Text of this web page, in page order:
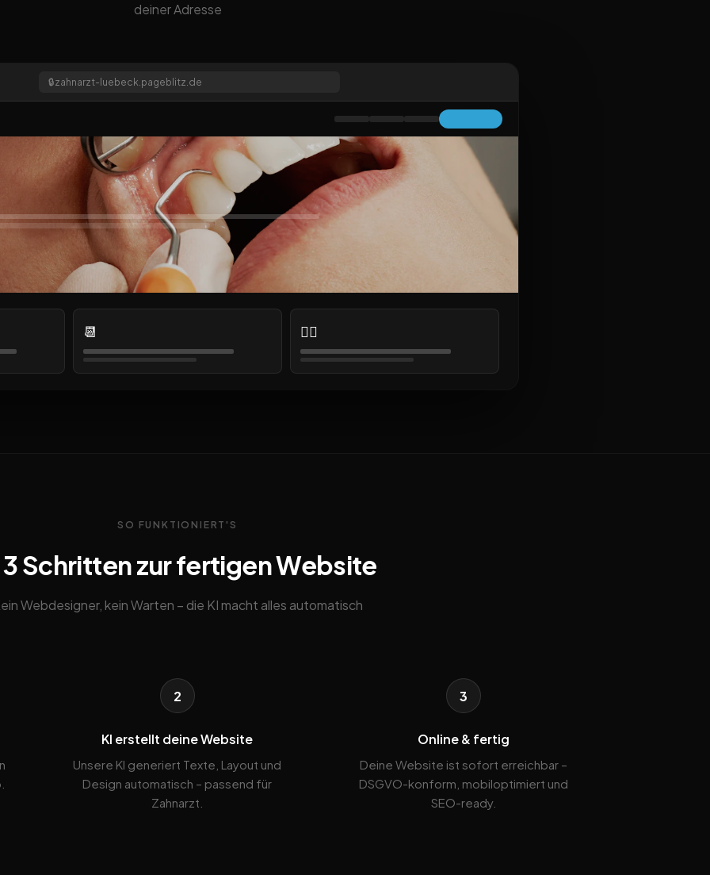
deiner Adresse
🔒zahnarzt-luebeck.pageblitz.de
📆 👨‍⚕️
SO FUNKTIONIERT'S
3 Schritten zur fertigen Website
Webdesigner, kein Warten – die KI macht alles automatisch
2
KI erstellt deine Website
Unsere KI generiert Texte, Layout und
Design automatisch – passend für
Zahnarzt.
3
Online & fertig
Deine Website ist sofort erreichbar –
DSGVO-konform, mobiloptimiert und
SEO-ready.